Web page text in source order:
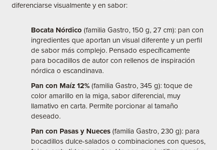
diferenciarse visualmente y en sabor:
Bocata Nórdico (familia Gastro, 150 g, 27 cm): pan con
ingredientes que aportan un visual diferente y un perfil
de sabor más complejo. Pensado específicamente
para bocadillos de autor con rellenos de inspiración
nórdica o escandinava.
Pan con Maíz 12% (familia Gastro, 345 g): toque de
color amarillo en la miga, sabor diferencial, muy
llamativo en carta. Permite porcionar al tamaño
deseado.
Pan con Pasas y Nueces (familia Gastro, 230 g): para
bocadillos dulce-salados o combinaciones con quesos,